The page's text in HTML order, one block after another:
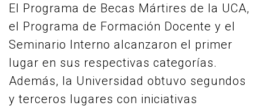
El Programa de Becas Mártires de la UCA,
el Programa de Formación Docente y el
Seminario Interno alcanzaron el primer
lugar en sus respectivas categorías.
Además, la Universidad obtuvo segundos
y terceros lugares con iniciativas